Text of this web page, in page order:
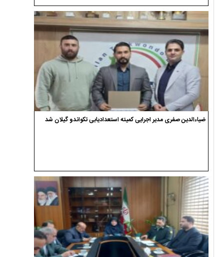
ضیاءالدین صفری مدیر اجرایی کمیته استعدادیابی تکواندو گیلان شد